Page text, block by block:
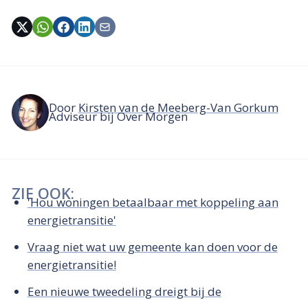
Door Kirsten van de Meeberg-Van Gorkum
Adviseur bij Over Morgen
ZIE OOK:
'Hou woningen betaalbaar met koppeling aan
energietransitie'
Vraag niet wat uw gemeente kan doen voor de
energietransitie!
Een nieuwe tweedeling dreigt bij de